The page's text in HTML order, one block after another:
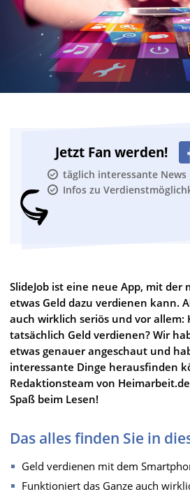
Jetzt Fan werden!
täglich interessante News
Infos zu
SlideJob ist eine neue App, mit der
etwas Geld dazu verdienen kann.
auch wirklich seriös und vor allem:
tatsächlich Geld verdienen? Wir
etwas genauer angeschaut und
interessante Dinge herausfinden
Redaktionsteam von
Spaß beim Lesen!
Das alles finden Sie in
Geld verdienen mit dem
Funktioniert das Ganze auch